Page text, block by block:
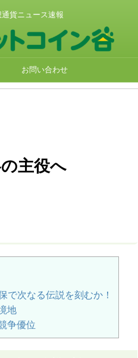
通貨ニュース速報
お問い合わせ
主役へ
で次なる伝説を刻むか！
地
争優位